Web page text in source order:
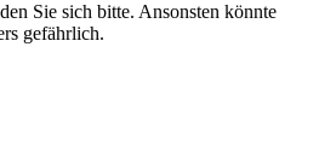
Sie sich bitte. Ansonsten könnte
gefährlich.